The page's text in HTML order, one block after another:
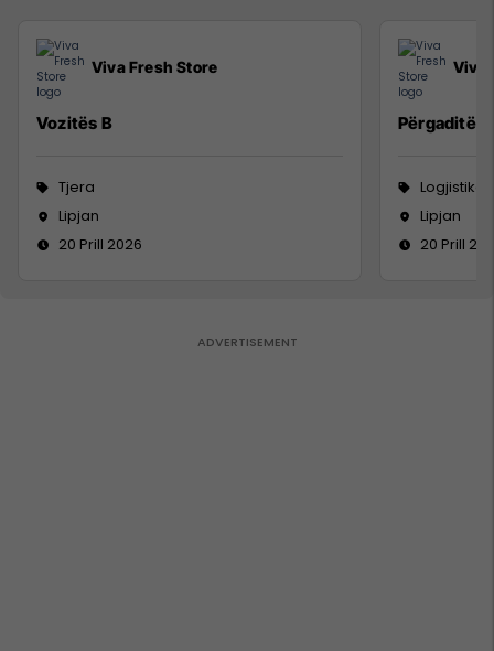
Viva Fresh Store
Vozitës B
Tjera
Lipjan
20 Prill 2026
Viva
Përgaditës
Logjistikë
Lipjan
20 Prill